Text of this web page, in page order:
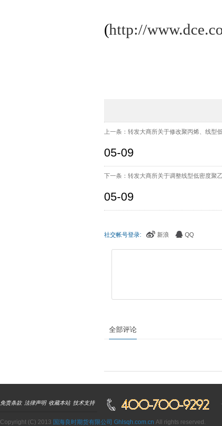
(http://
上一条：转发大商所关于修改聚丙烯、线型
05-09
下一条：转发大商所关于调整线型低密度聚
05-09
社交帐号登录: 新浪 QQ
全部评论
免责条款 法律声明 收藏本站 技术支持
Copyright (C) 2013 国海良时期货有限公司 Ghlsqh.com.cn All rights reserved.